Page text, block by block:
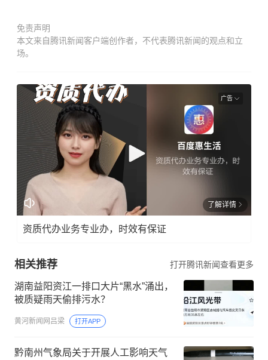
免责声明
本文来自腾讯新闻客户端创作者，不代表腾讯新闻的观点和立
场。
广告
了解详情
资质代办业务专业办，时效有保证
相关推荐 打开腾讯新闻查看更多
湖南益阳资江一排口大片“黑水”涌出，
被质疑雨天偷排污水？
黄河新闻网吕梁 打开APP
黔南州气象局关于开展人工影响天气